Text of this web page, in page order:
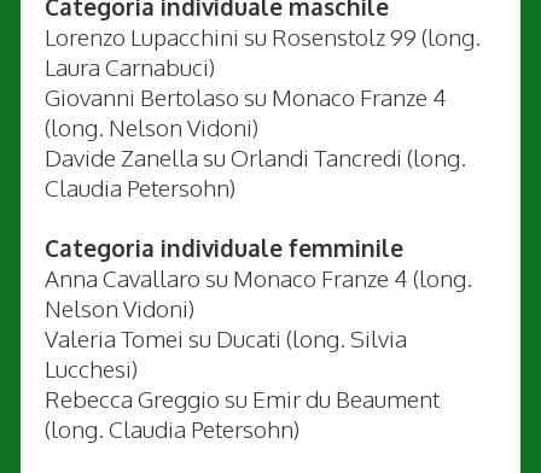
Categoria individuale maschile
Lorenzo Lupacchini su Rosenstolz 99 (long.
Laura Carnabuci)
Giovanni Bertolaso su Monaco Franze 4
(long. Nelson Vidoni)
Davide Zanella su Orlandi Tancredi (long.
Claudia Petersohn)
Categoria individuale femminile
Anna Cavallaro su Monaco Franze 4 (long.
Nelson Vidoni)
Valeria Tomei su Ducati (long. Silvia
Lucchesi)
Rebecca Greggio su Emir du Beaument
(long. Claudia Petersohn)